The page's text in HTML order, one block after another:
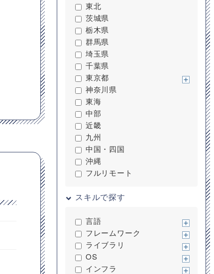
東北
茨城県
栃木県
群馬県
埼玉県
千葉県
東京都
神奈川県
東海
中部
近畿
九州
中国・四国
沖縄
フルリモート
スキルで探す
言語
フレームワーク
ライブラリ
OS
インフラ